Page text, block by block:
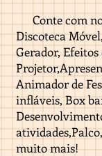
Conte com
Discoteca
Gerador, Efeitos
Animador de
infláveis, Box
muito mais!